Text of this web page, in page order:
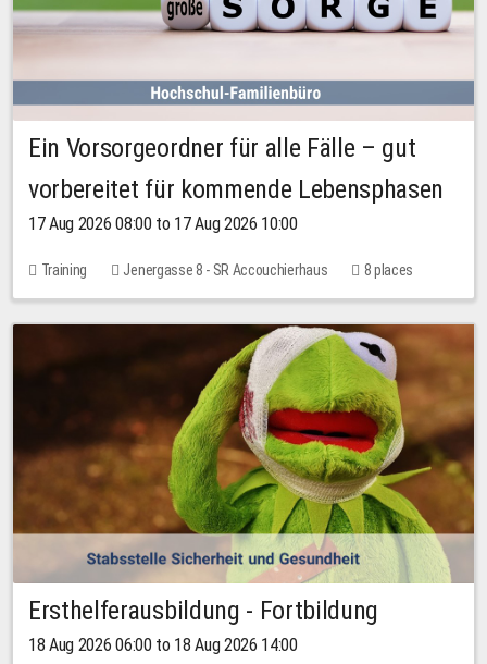
Ein Vorsorgeordner für alle Fälle – gut
vorbereitet für kommende Lebensphasen
17 Aug 2026 08:00 to 17 Aug 2026 10:00
Training Jenergasse 8 - SR Accouchierhaus 8 places
Ersthelferausbildung - Fortbildung
18 Aug 2026 06:00 to 18 Aug 2026 14:00